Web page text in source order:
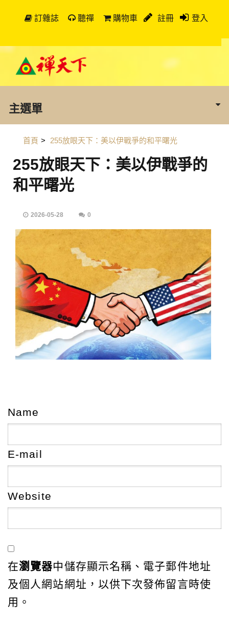
訂雜誌 聽禪 購物車 註冊 登入
主選單
首頁 > 255放眼天下：美以伊戰爭的和平曙光
255放眼天下：美以伊戰爭的
和平曙光
2026-05-28 0
Name
E-mail
Website
在瀏覽器中儲存顯示名稱、電子郵件地址
及個人網站網址，以供下次發佈留言時使
用。